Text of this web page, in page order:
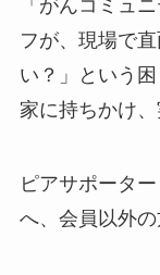
「がんコミュ
フが、現場で
い？」という
家に持ちかけ
ピアサポータ
へ、会員以外の